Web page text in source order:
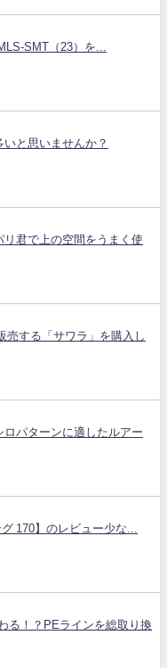
SMT（23）を...
と思いませんか？
君で上の空間をうまく使
売する「サワラ」を購入し
ロパターンに適したルアー
170】のレビュー少な...
る！？PEラインを総取り換